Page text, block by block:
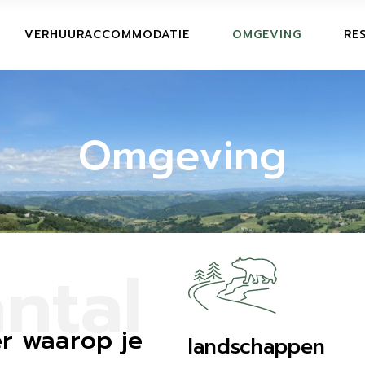
VERHUURACCOMMODATIE OMGEVING
Omgeving
waarop je
landschappen